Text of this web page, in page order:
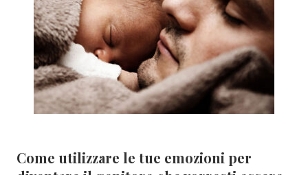
Come utilizzare le tue emozioni per